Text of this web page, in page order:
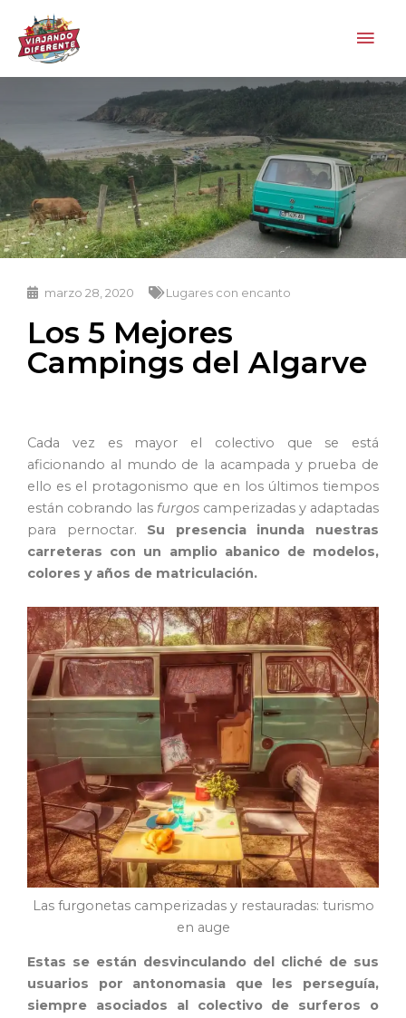
contenido
marzo 28, 2020 Lugares con encanto
Los 5 Mejores
Campings del Algarve
Cada vez es mayor el colectivo que se está
aficionando al mundo de la acampada y prueba de
ello es el protagonismo que en los últimos tiempos
están cobrando las furgos camperizadas y adaptadas
para pernoctar. Su presencia inunda nuestras
carreteras con un amplio abanico de modelos,
colores y años de matriculación.
Las furgonetas camperizadas y restauradas: turismo
en auge
Estas se están desvinculando del cliché de sus
usuarios por antonomasia que les perseguía,
siempre asociados al colectivo de surferos o